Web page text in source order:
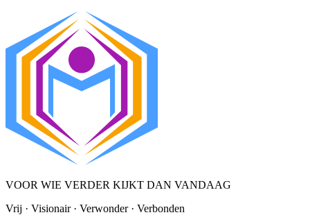
VOOR WIE VERDER KIJKT DAN VANDAAG
Vrij · Visionair · Verwonder · Verbonden